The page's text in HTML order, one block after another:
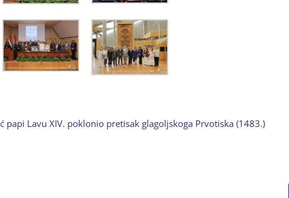
papi Lavu XIV. poklonio pretisak glagoljskoga Prvotiska (1483.)